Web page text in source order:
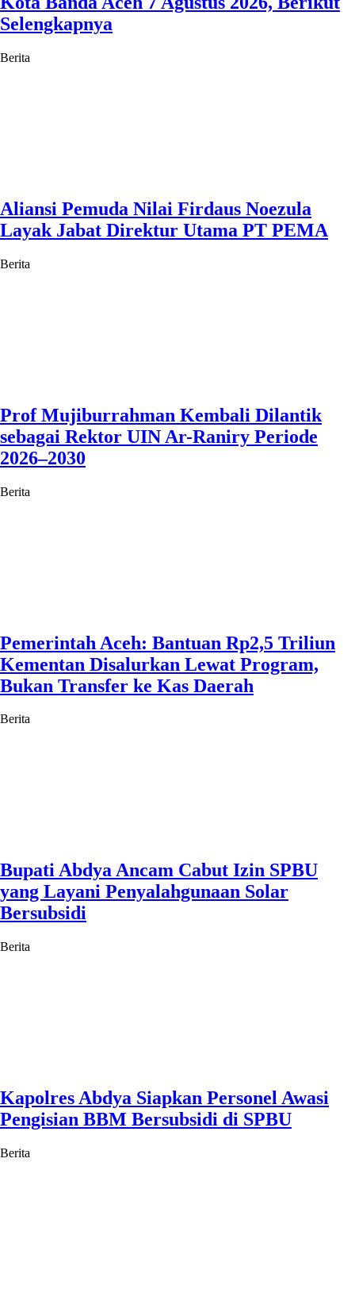
Selengkapnya
Berita
Aliansi Pemuda Nilai Firdaus Noezula
Layak Jabat Direktur Utama PT PEMA
Berita
Prof Mujiburrahman Kembali Dilantik
sebagai Rektor UIN Ar-Raniry Periode
2026–2030
Berita
Pemerintah Aceh: Bantuan Rp2,5 Triliun
Kementan Disalurkan Lewat Program,
Bukan Transfer ke Kas Daerah
Berita
Bupati Abdya Ancam Cabut Izin SPBU
yang Layani Penyalahgunaan Solar
Bersubsidi
Berita
Kapolres Abdya Siapkan Personel Awasi
Pengisian BBM Bersubsidi di SPBU
Berita